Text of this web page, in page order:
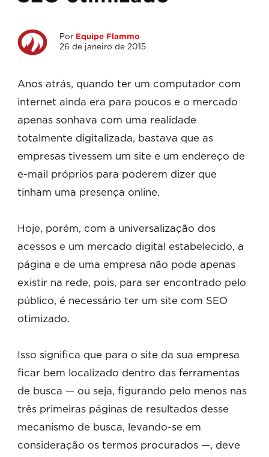
Por Equipe Flammo
26 de janeiro de 2015
Anos atrás, quando ter um computador com
internet ainda era para poucos e o mercado
apenas sonhava com uma realidade
totalmente digitalizada, bastava que as
empresas tivessem um site e um endereço de
e-mail próprios para poderem dizer que
tinham uma presença online.
Hoje, porém, com a universalização dos
acessos e um mercado digital estabelecido, a
página e de uma empresa não pode apenas
existir na rede, pois, para ser encontrado pelo
público, é necessário ter um site com SEO
otimizado.
Isso significa que para o site da sua empresa
ficar bem localizado dentro das ferramentas
de busca — ou seja, figurando pelo menos nas
três primeiras páginas de resultados desse
mecanismo de busca, levando-se em
consideração os termos procurados —, deve